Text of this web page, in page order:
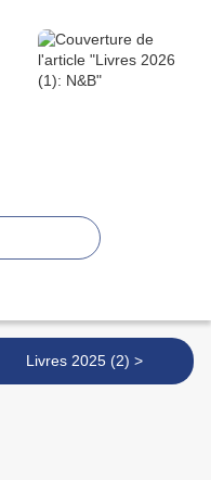
Livres 2025 (2) >